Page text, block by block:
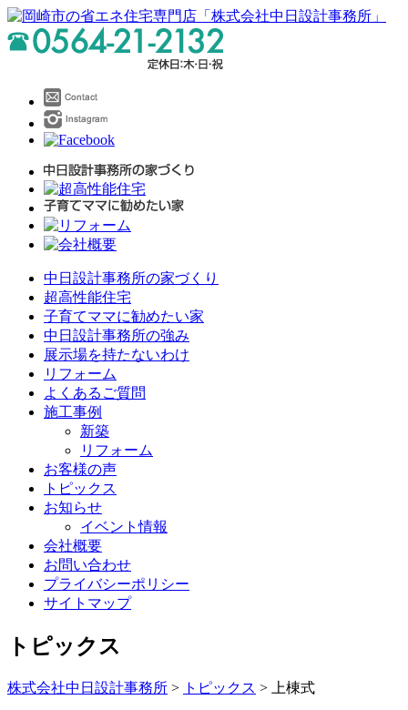
中日設計事務所の家づくり
超高性能住宅
子育てママに勧めたい家
中日設計事務所の強み
展示場を持たないわけ
リフォーム
よくあるご質問
施工事例
新築
リフォーム
お客様の声
トピックス
お知らせ
イベント情報
会社概要
お問い合わせ
プライバシーポリシー
サイトマップ
トピックス
株式会社中日設計事務所 > トピックス > 上棟式